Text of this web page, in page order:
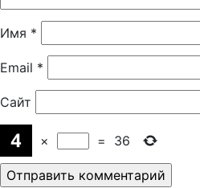
Имя *
Email *
Сайт
× = 36